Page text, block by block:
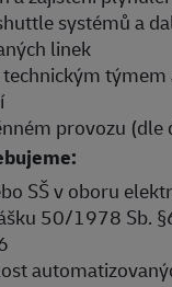
systémů a
linek
technickým
provozu (dle
SŠ v oboru
50/1978 Sb.